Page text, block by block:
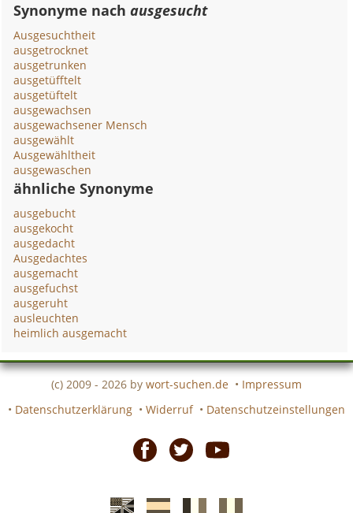
Synonyme nachausgesucht
Ausgesuchtheit
ausgetrocknet
ausgetrunken
ausgetüfftelt
ausgetüftelt
ausgewachsen
ausgewachsener Mensch
ausgewählt
Ausgewähltheit
ausgewaschen
ähnliche Synonyme
ausgebucht
ausgekocht
ausgedacht
Ausgedachtes
ausgemacht
ausgefuchst
ausgeruht
ausleuchten
heimlich ausgemacht
(c) 2009 - 2026 by wort-suchen.de • Impressum
• Datenschutzerklärung • Widerruf • Datenschutzeinstellungen